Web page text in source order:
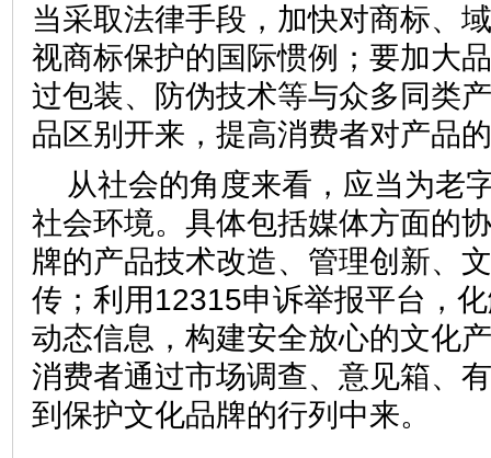
当采取法律手段，加快对商标、
视商标保护的国际惯例；要加大
过包装、防伪技术等与众多同类
品区别开来，提高消费者对
从社会的角度来看，应当为老
社会环境。具体包括媒体方面的
牌的产品技术改造、管理创新、
传；利用12315申诉举报平台，
动态信息，构建安全放心的文化
消费者通过市场调查、意见箱、
到保护文化品牌的行列中来。